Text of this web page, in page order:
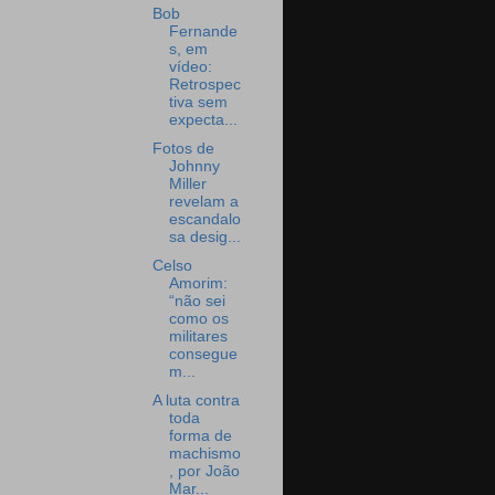
Bob
Fernande
s, em
vídeo:
Retrospec
tiva sem
expecta...
Fotos de
Johnny
Miller
revelam a
escandalo
sa desig...
Celso
Amorim:
“não sei
como os
militares
consegue
m...
A luta contra
toda
forma de
machismo
, por João
Mar...